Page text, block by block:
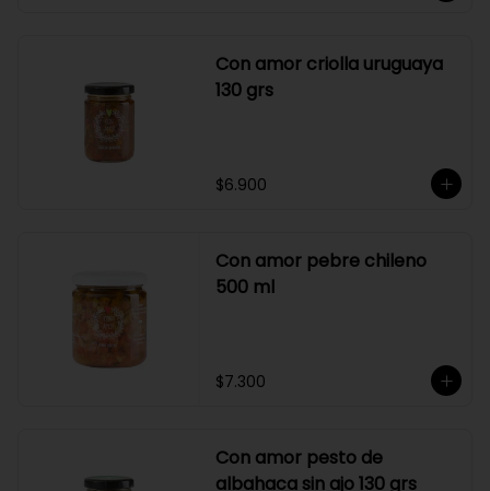
Con amor criolla uruguaya
130 grs
$6.900
Con amor pebre chileno
500 ml
$7.300
Con amor pesto de
albahaca sin ajo 130 grs